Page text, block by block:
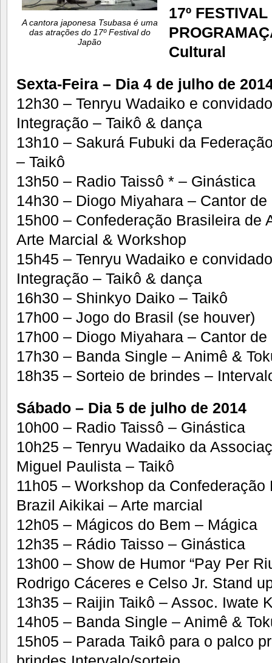
A cantora japonesa Tsubasa é uma
das atrações do 17º Festival do
Japão
17º
Cultural
Sexta-Feira – Dia 4 de julho de
12h30 – Tenryu Wadaiko e
Integração – Taikô & dança
13h10 – Sakurá Fubuki da
– Taikô
13h50 – Radio Taissô * – Ginástica
14h30 – Diogo Miyahara – Cantor
15h00 – Confederação Brasileira de
Arte Marcial & Workshop
15h45 – Tenryu Wadaiko e
Integração – Taikô & dança
16h30 – Shinkyo Daiko – Taikô
17h00 – Jogo do Brasil (se houver)
17h00 – Diogo Miyahara – Cantor
17h30 – Banda Single – Animê &
18h35 – Sorteio de brindes –
Sábado – Dia 5 de julho de 2014
10h00 – Radio Taissô – Ginástica
10h25 – Tenryu Wadaiko da
Miguel Paulista – Taikô
11h05 – Workshop da
Brazil Aikikai – Arte marcial
12h05 – Mágicos do Bem – Mágica
12h35 – Rádio Taisso – Ginástica
13h00 – Show de Humor “Pay Per
Rodrigo Cáceres e Celso Jr. Stand
13h35 – Raijin Taikô – Assoc. Iwate
14h05 – Banda Single – Animê &
15h05 – Parada Taikô para o palco